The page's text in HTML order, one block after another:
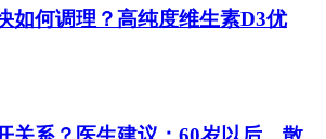
如何调理？高纯度维生素D3优